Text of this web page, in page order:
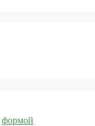
формой